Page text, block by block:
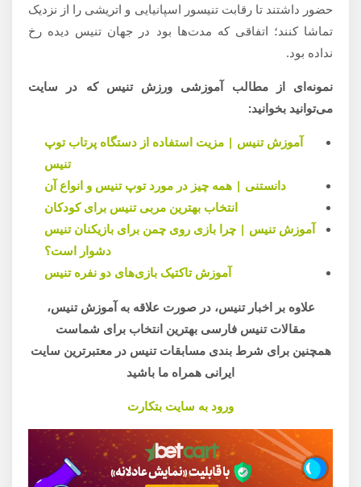
حضور داشتند تا رقابت تنیسور اسپانیایی و اتریشی را از نزدیک
تماشا کنند؛ اتفاقی که مدت‌ها بود در جهان تنیس دیده رخ
نداده بود.
نمونه‌ای از مطالب آموزشی ورزش تنیس که در سایت
می‌توانید بخوانید:
آموزش تنیس | مزیت استفاده از دستگاه پرتاب توپ
تنیس
دانستنی | همه چیز در مورد توپ تنیس و انواع آن
انتخاب بهترین مربی تنیس برای کودکان
آموزش تنیس | چرا بازی روی چمن برای بازیکنان تنیس
دشوار است؟
آموزش تاکتیک بازی‌های دو نفره تنیس
علاوه بر اخبار تنیس، در صورت علاقه به آموزش تنیس،
مقالات تنیس فارسی بهترین انتخاب برای شماست
همچنین برای شرط بندی مسابقات تنیس در معتبرترین سایت
ایرانی همراه ما باشید
ورود به سایت بتکارت